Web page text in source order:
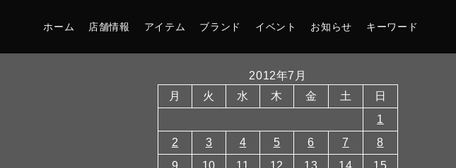
ホーム 店舗情報 アイテム ブランド イベント お知らせ キーワード
2012年7月
月
火 水 木 金 土
日
1
2
3 4 5 6 7
8
9
10 11 12 13 14
15